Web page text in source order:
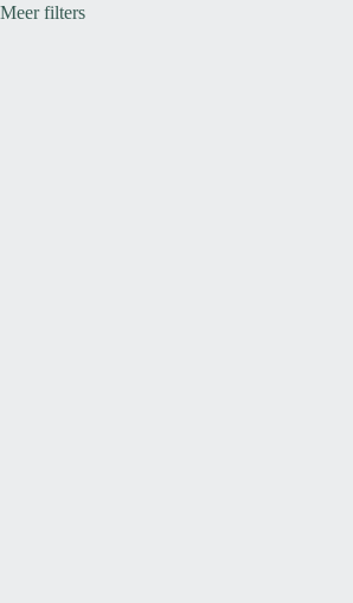
Meer filters